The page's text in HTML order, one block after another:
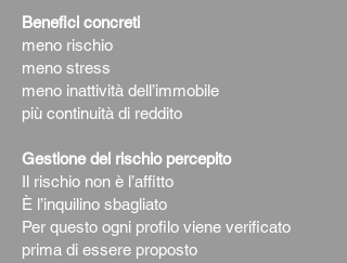
Benefici concreti
meno rischio
meno stress
meno inattività dell’immobile
più continuità di reddito
Gestione del rischio percepito
Il rischio non è l’affitto
È l’inquilino sbagliato
Per questo ogni profilo viene verificato
prima di essere proposto